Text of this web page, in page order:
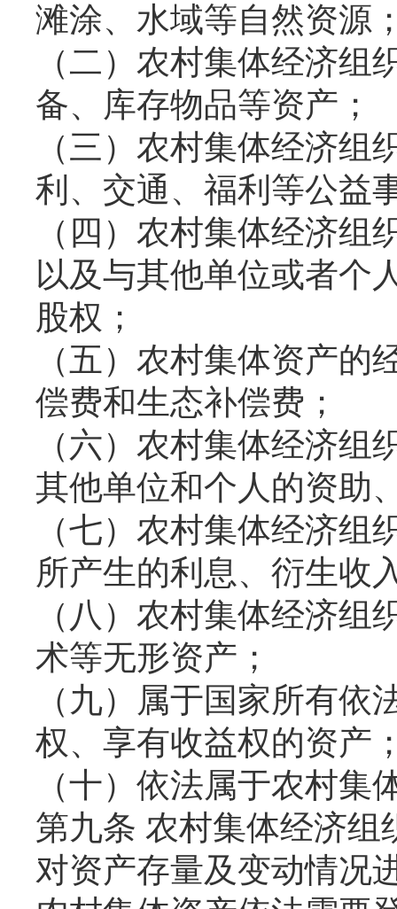
滩涂、水域等自然资源
（二）农村集体经济
备、库存物品等资产；
（三）农村集体经济
利、交通、福利等公益
（四）农村集体经济
以及与其他单位或者个
股权；
（五）农村集体资产
偿费和生态补偿费；
（六）农村集体经济
其他单位和个人的资助
（七）农村集体经济
所产生的利息、衍生收
（八）农村集体经济
术等无形资产；
（九）属于国家所有
权、享有收益权的资产
（十）依法属于农村
第九条 农村集体经济组
对资产存量及变动情况